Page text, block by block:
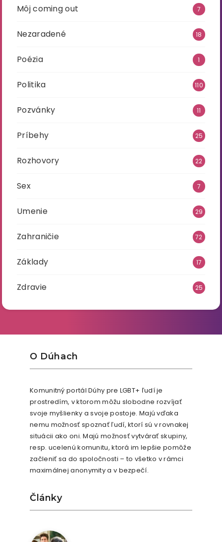
Môj coming out 7
Nezaradené 18
Poézia 1
Politika 110
Pozvánky 11
Príbehy 25
Rozhovory 22
Sex 7
Umenie 29
Zahraničie 72
Základy 17
Zdravie 25
O Dúhach
Komunitný portál Dúhy pre LGBT+ ľudí je
prostredím, v ktorom môžu slobodne rozvíjať
svoje myšlienky a svoje postoje. Majú vďaka
nemu možnosť spoznať ľudí, ktorí sú v rovnakej
situácii ako oni. Majú možnosť vytvárať skupiny,
resp. ucelenú komunitu, ktorá im lepšie pomôže
začleniť sa do spoločnosti – to všetko v rámci
maximálnej anonymity a v bezpečí.
Články